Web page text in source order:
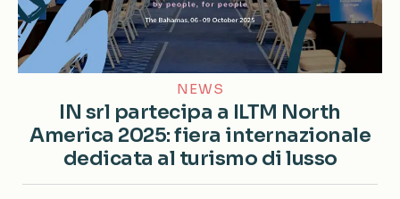
NEWS
IN srl partecipa a ILTM North
America 2025: fiera internazionale
dedicata al turismo di lusso